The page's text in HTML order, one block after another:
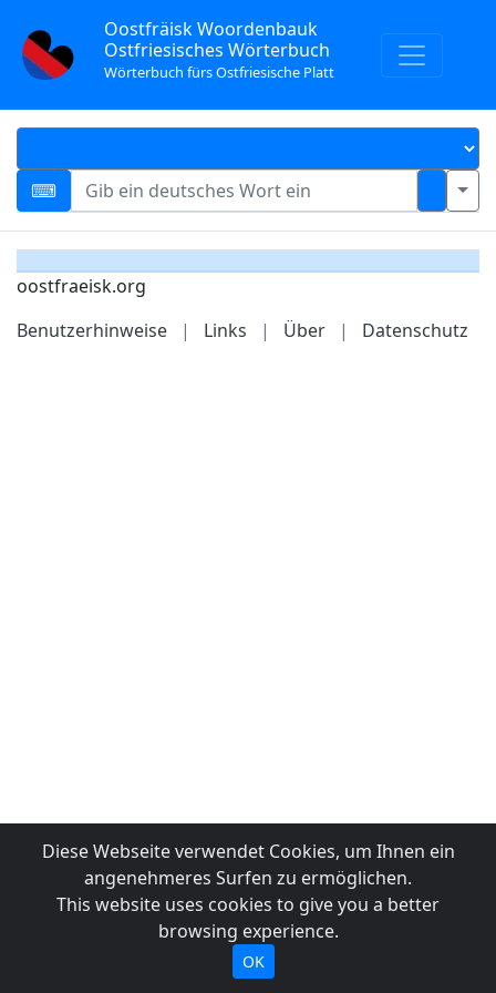
Oostfräisk Woordenbauk
Ostfriesisches Wörterbuch
Wörterbuch fürs Ostfriesische Platt
oostfraeisk.org
Benutzerhinweise
| Links | Über | Datenschutz
Diese Webseite verwendet Cookies, um Ihnen ein
angenehmeres Surfen zu ermöglichen.
This website uses cookies to give you a better
browsing experience.
OK